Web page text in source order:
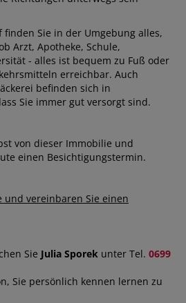
Sie in der Umgebung alles,
Arzt, Apotheke, Schule,
- alles ist bequem zu Fuß oder
erreichbar. Auch
befinden sich in
Sie immer gut versorgt sind.
von dieser Immobilie und
einen Besichtigungstermin.
und vereinbaren Sie einen
Sie Julia Sporek unter Tel. 0699
Sie persönlich kennen lernen zu